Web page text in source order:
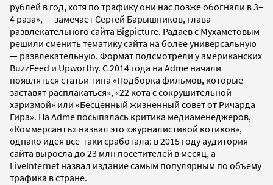
рублей в год, хотя по трафику они нас позже обогнали в 3–
4 раза», — замечает Сергей Барышников, глава
развлекательного сайта Bigpicture. Радаев с Мухаметовым
решили сменить тематику сайта на более универсальную
— развлекательную. Формат подсмотрели у американских
BuzzFeed и Upworthy. С 2014 года на Adme начали
появляться статьи типа «Подборка фильмов, которые
заставят расплакаться», «22 кота с сокрушительной
харизмой» или «Бесценный жизненный совет от Ричарда
Гира». На Adme посыпалась критика медиаменеджеров,
«Коммерсантъ» назвал это «журналистикой котиков»,
однако идея все-таки сработала: в 2015 году аудитория
сайта выросла до 23 млн посетителей в месяц, а
LiveInternet назвал издание самым популярным по объему
трафика в стране.